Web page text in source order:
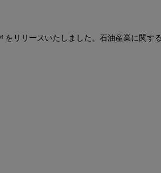
をリリースいたしました。石油産業に関す